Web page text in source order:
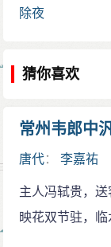
除夜
猜你喜欢
常州韦郎中
唐代：李嘉祐
主人冯轼贵，送
映花双节驻，